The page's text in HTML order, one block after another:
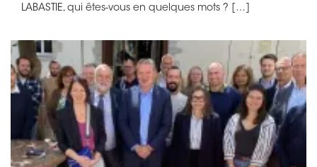
LABASTIE, qui êtes-vous en quelques mots ? […]